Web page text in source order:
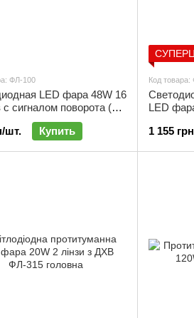
ФЛ-100
LED фара 48W 16
сигналом поворота (12-
шт.
Купить
Код
LED
1 155